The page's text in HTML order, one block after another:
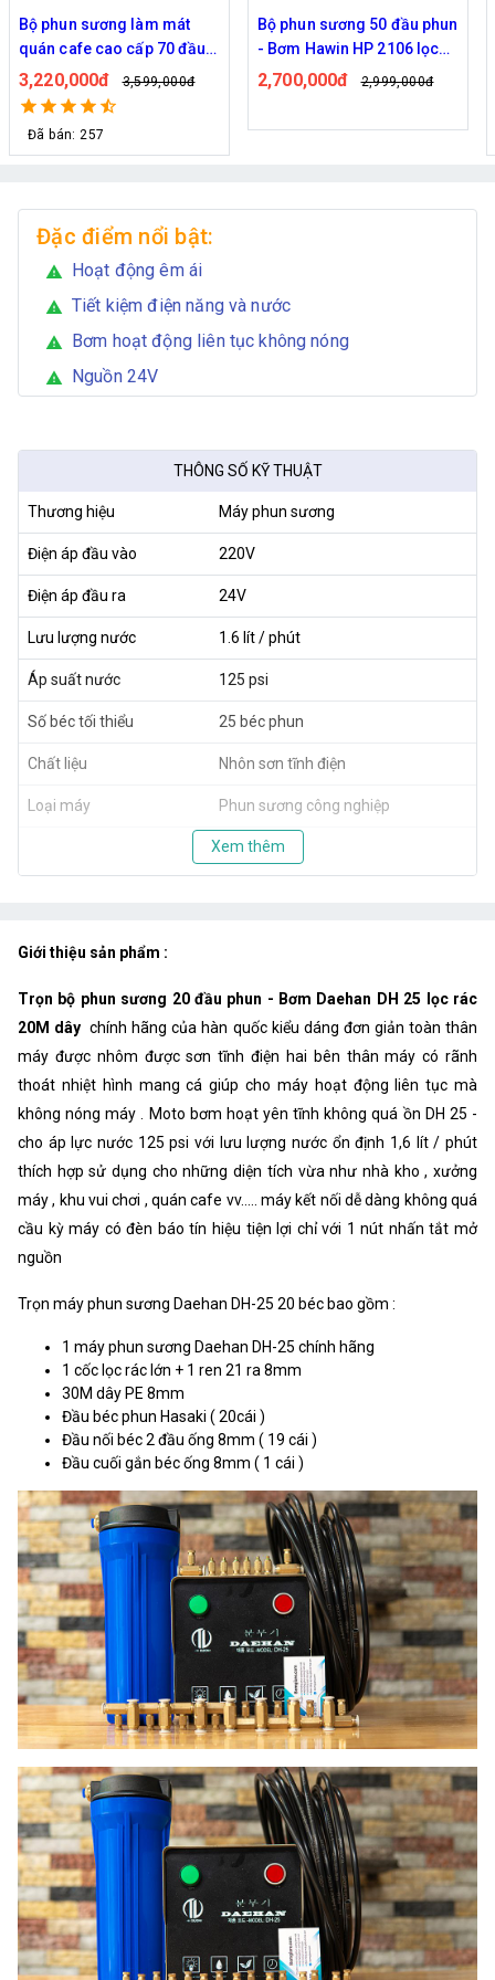
Bộ phun sương 50 đầu phun
- Bơm Hawin HP 2106 lọc
rác 50M dây
2,700,000đ 2,999,000đ
Hệ thống phun sương làm
mát trọn bộ Daehan DH-
6017 20 béc
1,130,000đ 1,299,000đ
Đã bán: 320
Đặc điểm nổi bật:
warning Hoạt động êm ái
warning Tiết kiệm điện năng và nước
warning Bơm hoạt động liên tục không nóng
warning Nguồn 24V
THÔNG SỐ KỸ THUẬT
Thương hiệu Máy phun sương
Điện áp đầu vào 220V
Điện áp đầu ra 24V
Lưu lượng nước 1.6 lít / phút
Áp suất nước 125 psi
Số béc tối thiểu 25 béc phun
Chất liệu Nhôn sơn tĩnh điện
Loại máy Phun sương công nghiệp
Xem thêm
Giới thiệu sản phẩm :
Trọn bộ phun sương 20 đầu phun - Bơm Daehan DH 25 lọc rác
20M dây chính hãng của hàn quốc kiểu dáng đơn giản toàn thân
máy được nhôm được sơn tĩnh điện hai bên thân máy có rãnh
thoát nhiệt hình mang cá giúp cho máy hoạt động liên tục mà
không nóng máy . Moto bơm hoạt yên tĩnh không quá ồn DH 25 -
cho áp lực nước 125 psi với lưu lượng nước ổn định 1,6 lít / phút
thích hợp sử dụng cho những diện tích vừa như nhà kho , xưởng
máy , khu vui chơi , quán cafe vv..... máy kết nối dễ dàng không quá
cầu kỳ máy có đèn báo tín hiệu tiện lợi chỉ với 1 nút nhấn tắt mở
nguồn
Trọn máy phun sương Daehan DH-25 20 béc bao gồm :
1 máy phun sương Daehan DH-25 chính hãng
1 cốc lọc rác lớn + 1 ren 21 ra 8mm
30M dây PE 8mm
Đầu béc phun Hasaki ( 20cái )
Đầu nối béc 2 đầu ống 8mm ( 19 cái )
Đầu cuối gắn béc ống 8mm ( 1 cái )